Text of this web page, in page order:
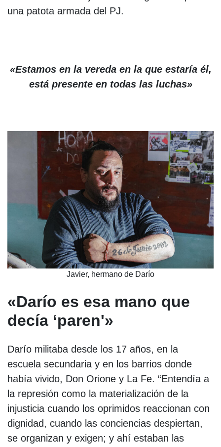
una patota armada del PJ.
«Estamos en la vereda en la que estaría él,
está presente en todas las luchas»
Javier, hermano de Darío
«Darío es esa mano que
decía ‘paren'»
Darío militaba desde los 17 años, en la
escuela secundaria y en los barrios donde
había vivido, Don Orione y La Fe. “Entendía a
la represión como la materialización de la
injusticia cuando los oprimidos reaccionan con
dignidad, cuando las conciencias despiertan,
se organizan y exigen; y ahí estaban las